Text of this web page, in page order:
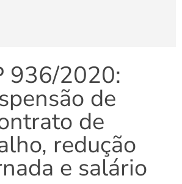
936/2020:
de
de
redução
e salário